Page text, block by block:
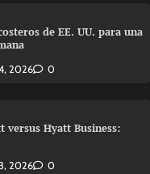
de EE. UU. para una
2026 0
Hyatt Business:
2026 0